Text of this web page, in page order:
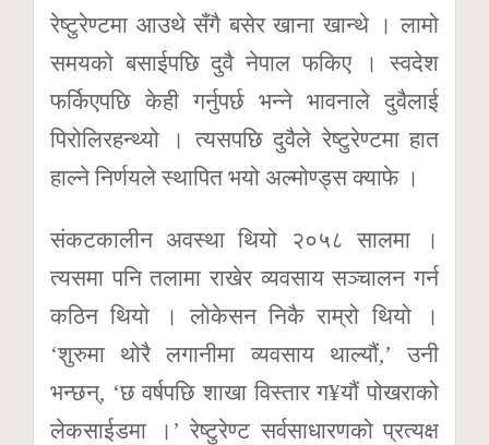
रेष्टुरेण्टमा आउथे सँगै बसेर खाना खान्थे । लामो
समयको बसाईपछि दुवै नेपाल फकिए । स्वदेश
फर्किएपछि केही गर्नुपर्छ भन्ने भावनाले दुवैलाई
पिरोलिरहन्थ्यो । त्यसपछि दुवैले रेष्टुरेण्टमा हात
हाल्ने निर्णयले स्थापित भयो अल्मोण्ड्स क्याफे ।
संकटकालीन अवस्था थियो २०५८ सालमा ।
त्यसमा पनि तलामा राखेर व्यवसाय सञ्चालन गर्न
कठिन थियो । लोकेसन निकै राम्रो थियो ।
‘शुरुमा थोरै लगानीमा व्यवसाय थाल्यौं,’ उनी
भन्छन्, ‘छ वर्षपछि शाखा विस्तार ग¥यौं पोखराको
लेकसाईडमा ।’ रेष्टुरेण्ट सर्वसाधारणको प्रत्यक्ष